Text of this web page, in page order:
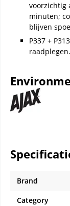
voorzichtig
minuten;
blijven
P337 +
raadplegen.
Brand
Category